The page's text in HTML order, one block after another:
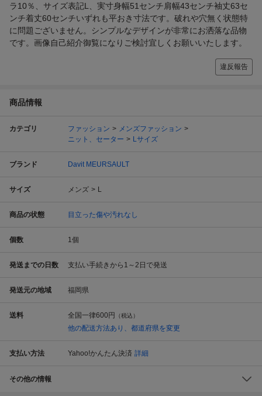
ラ10％、サイズ表記L、実寸身幅51センチ肩幅43センチ袖丈63セ
ンチ着丈60センチいずれも平おき寸法です。破れや穴無く状態特
に問題ございません。シンプルなデザインが非常にお洒落な品物
です。画像自己紹介御覧になりご検討宜しくお願いいたします。
違反報告
商品情報
カテゴリ ファッション
メンズファッション
ニット、セーター
Lサイズ
ブランド Davit MEURSAULT
サイズ メンズ L
商品の状態 目立った傷や汚れなし
個数 1個
発送までの日数 支払い手続きから1～2日で発送
発送元の地域 福岡県
送料 全国一律600円 （税込）
他の配送方法あり、都道府県を変更
支払い方法 Yahoo!かんたん決済 詳細
その他の情報